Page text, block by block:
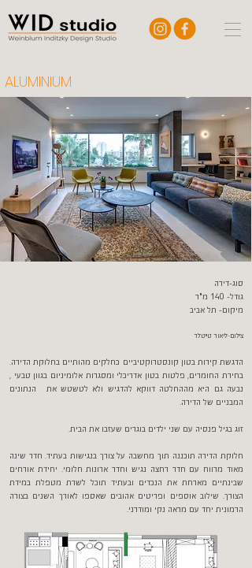
ALUMINIUM
סוג-דירה
גודל- 140 מ"ר
מיקום- תל אביב
צילום-ליאור טייטלר
הדגשת קירות בטון קונסטרוקטיביים כחלקים מהותיים בחלוקת הדירה.
בחירת החומרים, פלטות בטון אדריכלי ומסגרות אלומיניום בגוון טבעי ,
נבעה גם היא מההחלטה דווקא להדגיש ולא לטשטש את הנתונים
המבניים של הדירה.
זוג בגיל פנסיה עם שני ילדים בוגרים שעזבו את הבית.
חלוקת הדירה תוכננה תוך מחשבה על צורך בנגישות בעתיד. חדר שינה
מאוד מרווח עם חדר רחצה נגיש וחדר ארונות חלומי. יחידת אורחים
שבינתיים מארחת את הנכדים ובעתיד תוכל לשרת מטפלת במידת
הצורך. שילוב אוספים ופריטים אהובים שאספו לאורך השנים בצורה
הרמונית יחד עם מראה נקי ומודרני.